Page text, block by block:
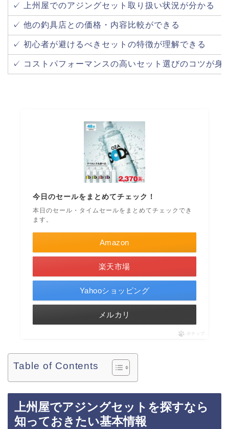
✓ 上州屋でのアジングセット取り扱い状況が分かる
✓ 他の釣具店との価格・内容比較ができる
✓ 初心者が避けるべきセットの特徴が理解できる
✓ コストパフォーマンスの高いセット選びのコツが身
今日のセールをまとめてチェック！
本日のセール・タイムセールをまとめてチェックでき
ます。
Amazon
楽天市場
Yahooショッピング
メルカリ
ポチップ
Table of Contents
上州屋でアジングセットを探すなら
知っておきたい基本情報